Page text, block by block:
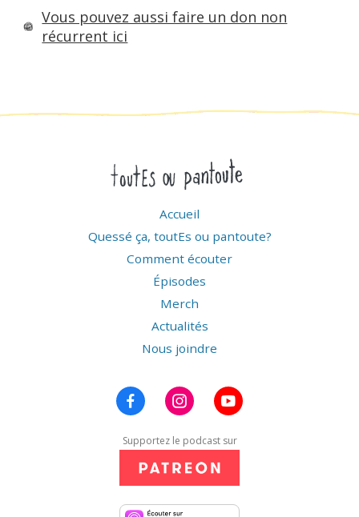
Vous pouvez aussi faire un don non
récurrent ici
Accueil
Quessé ça, toutEs ou pantoute?
Comment écouter
Épisodes
Merch
Actualités
Nous joindre
Supportez le podcast sur